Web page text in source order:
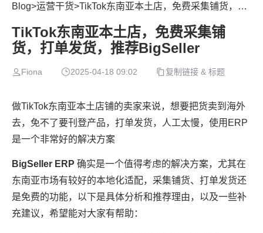
Blog>运营干货>TikTok东南亚本土店，免费采集铺货，打单发货，推荐BigSeller
TikTok东南亚本土店，免费采集铺
货，打单发货，推荐BigSeller
Fiona 2025-04-18 09:02 复制链接 & 标题